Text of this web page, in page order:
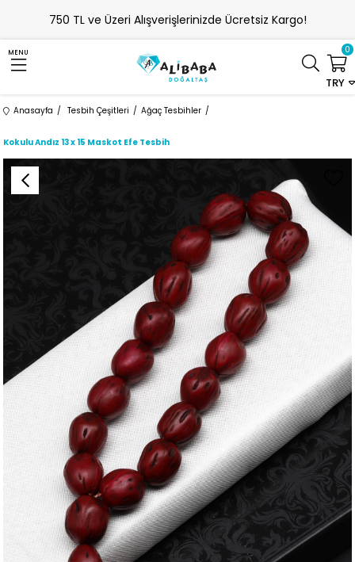
750 TL ve Üzeri Alışverişlerinizde Ücretsiz Kargo!
MENU
TRY
0
Anasayfa Tesbih Çeşitleri Ağaç Tesbihler
Kokulu Andız 13 x 15 Maskot Efe Tesbih